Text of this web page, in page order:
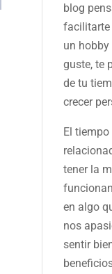
blog
facilitarte
un
guste, te
de tu
crecer
El
tener la
en algo
nos
sentir